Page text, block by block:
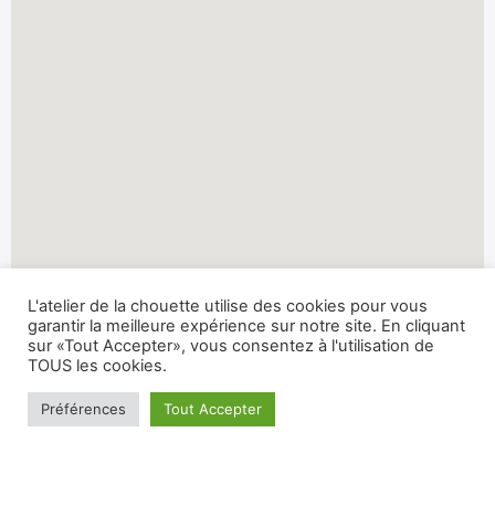
L'atelier de la chouette utilise des cookies pour vous
garantir la meilleure expérience sur notre site. En cliquant
sur «Tout Accepter», vous consentez à l'utilisation de
TOUS les cookies.
Préférences Tout Accepter